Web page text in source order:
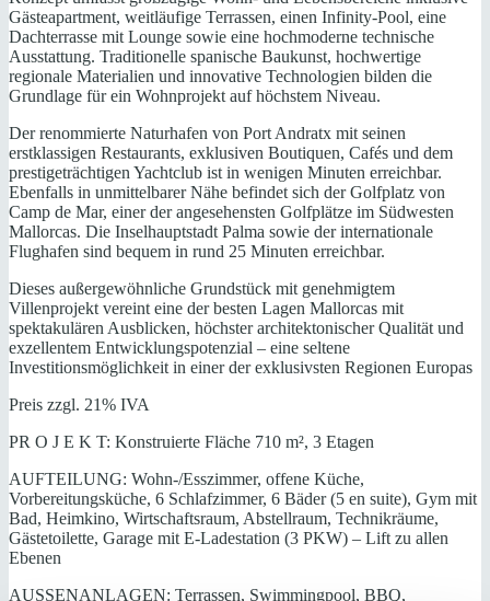
Gästeapartment, weitläufige Terrassen, einen Infinity-Pool, eine
Dachterrasse mit Lounge sowie eine hochmoderne technische
Ausstattung. Traditionelle spanische Baukunst, hochwertige
regionale Materialien und innovative Technologien bilden die
Grundlage für ein Wohnprojekt auf höchstem Niveau.
Der renommierte Naturhafen von Port Andratx mit seinen
erstklassigen Restaurants, exklusiven Boutiquen, Cafés und dem
prestigeträchtigen Yachtclub ist in wenigen Minuten erreichbar.
Ebenfalls in unmittelbarer Nähe befindet sich der Golfplatz von
Camp de Mar, einer der angesehensten Golfplätze im Südwesten
Mallorcas. Die Inselhauptstadt Palma sowie der internationale
Flughafen sind bequem in rund 25 Minuten erreichbar.
Dieses außergewöhnliche Grundstück mit genehmigtem
Villenprojekt vereint eine der besten Lagen Mallorcas mit
spektakulären Ausblicken, höchster architektonischer Qualität und
exzellentem Entwicklungspotenzial – eine seltene
Investitionsmöglichkeit in einer der exklusivsten Regionen Europas
Preis zzgl. 21% IVA
PR O J E K T: Konstruierte Fläche 710 m², 3 Etagen
AUFTEILUNG: Wohn-/Esszimmer, offene Küche,
Vorbereitungsküche, 6 Schlafzimmer, 6 Bäder (5 en suite), Gym mit
Bad, Heimkino, Wirtschaftsraum, Abstellraum, Technikräume,
Gästetoilette, Garage mit E-Ladestation (3 PKW) – Lift zu allen
Ebenen
AUSSENANLAGEN: Terrassen, Swimmingpool, BBQ,